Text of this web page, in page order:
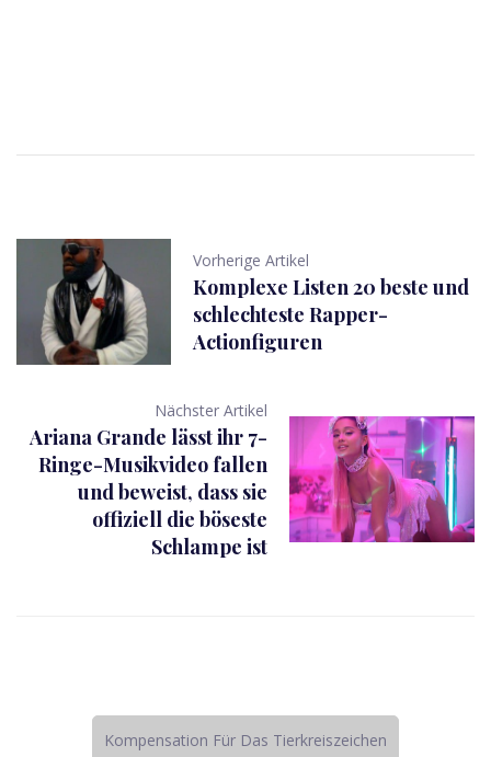
Vorherige Artikel
Komplexe Listen 20 beste und
schlechteste Rapper-
Actionfiguren
Nächster Artikel
Ariana Grande lässt ihr 7-
Ringe-Musikvideo fallen
und beweist, dass sie
offiziell die böseste
Schlampe ist
Kompensation Für Das Tierkreiszeichen